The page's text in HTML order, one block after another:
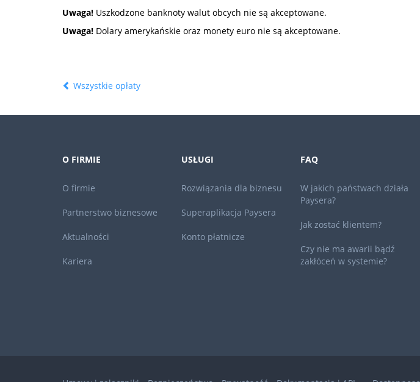
Uwaga! Uszkodzone banknoty walut obcych nie są akceptowane.
Uwaga! Dolary amerykańskie oraz monety euro nie są akceptowane.
Wszystkie opłaty
O FIRMIE
O firmie
Partnerstwo biznesowe
Aktualności
Kariera
USŁUGI
Rozwiązania dla biznesu
Superaplikacja Paysera
Konto płatnicze
FAQ
W jakich państwach działa
Paysera?
Jak zostać klientem?
Czy nie ma awarii bądź
zakłóceń w systemie?